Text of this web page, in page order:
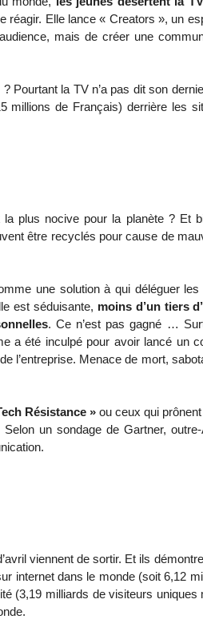
Elle lance « Creators », un
mais de créer une
la TV n’a pas dit son
millions de Français) derrière les
plus nocive pour la planète ? Et
être recyclés pour cause de
une solution à qui déléguer
est séduisante, moins d’un tiers
. Ce n’est pas gagné …
a été inculpé pour avoir lancé un
l’entreprise. Menace de mort,
Résistance » ou ceux qui prônent
un sondage de Gartner,
viennent de sortir. Et ils
internet dans le monde (soit 6,12
(3,19 milliards de visiteurs